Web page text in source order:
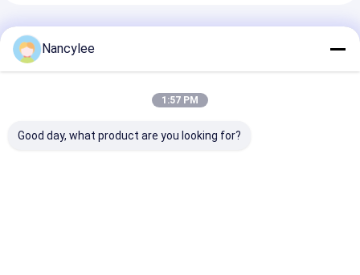
추천된 제품
Nancylee
1:57 PM
Good day, what product are you looking for?